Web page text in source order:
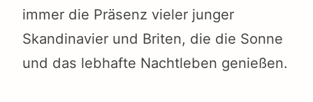
immer die Präsenz vieler junger
Skandinavier und Briten, die die Sonne
und das lebhafte Nachtleben genießen.